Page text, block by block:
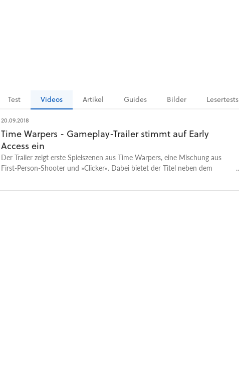
Test Videos Artikel Guides Bilder Lesertests
20.09.2018
Time Warpers - Gameplay-Trailer stimmt auf Early
Access ein
Der Trailer zeigt erste Spielszenen aus Time Warpers, eine Mischung aus
First-Person-Shooter und »Clicker«. Dabei bietet der Titel neben dem
selbst mit »Permadeath« spielen.